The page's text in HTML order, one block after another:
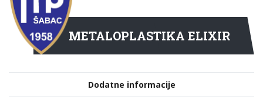
METALOPLASTIKA ELIXIR
Dodatne informacije